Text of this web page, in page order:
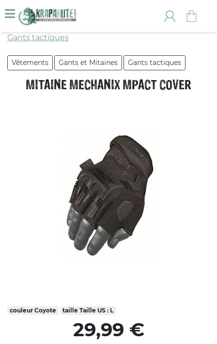
Vêtements Gants et Mitaines Gants tactiques
MITAINE MECHANIX MPACT COVER
Gants tactiques
29,99 €
couleur Coyote tailleTaille US : L